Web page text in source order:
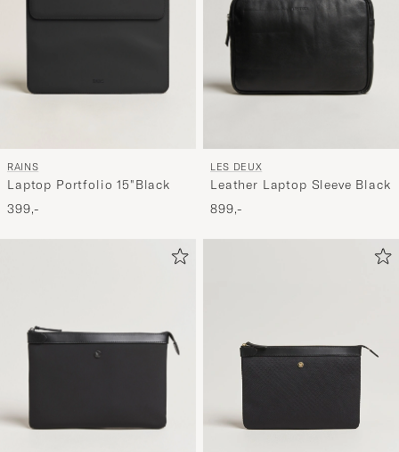
RAINS
Laptop Portfolio 15"Black
399,-
LES DEUX
Leather Laptop Sleeve Black
899,-